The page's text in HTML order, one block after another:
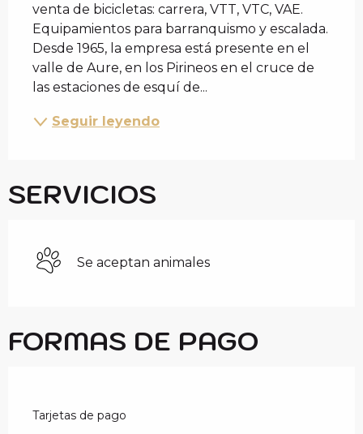
venta de bicicletas: carrera, VTT, VTC, VAE.
Equipamientos para barranquismo y escalada.
Desde 1965, la empresa está presente en el
valle de Aure, en los Pirineos en el cruce de
las estaciones de esquí de...
Seguir leyendo
SERVICIOS
Se aceptan animales
FORMAS DE PAGO
Tarjetas de pago